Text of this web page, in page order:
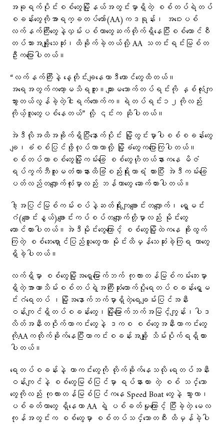
အခုရက်ပိုင်းစစ်တွေမြို့နယ်အတွင်းမှာရှိတဲ့ စစ်တပ်ရဲတပ်
စခန်းတွေကိုအာရက္ခတပ်တော်(AA)ကဒရုန်း၊ အဝေးပစ်
လက်နက်ကြီးတွေနဲ့လှမ်းပစ်တာတွေဆက်တိုက်ရှိနေပြီးစစ်ကောင်စီ
တပ်သားအချို့သေဆုံး၊ထိခိုက်ခဲ့တယ်လို့ AA သတင်းရင်းမြစ်တ
ဦးကပြောပါတယ်။
“လက်နက်ကြီးနဲ့ နေ့တိုင်းချနေတာဒီကောင်တွေထိတယ်။
အရေအတွက်ကတော့မသိရဘူး။ကျားမသောက်တပ်ရင်းကို နှစ်လုံးကျ
သွားတယ်လွန်ခဲ့တဲ့ငါးရက်လောက်က။ရဲတပ်ရင်း၁၂ကိုလည်း
ကိုယ့်လူတွေပစ်နေတယ်” လို့ ၎င်းက ဆိုပါတယ်။
အဲဒီလိုအထိအခိုက်ရှိပြီးနောက်ပိုင်း မြို့တွင်းမှာပါစစ်စခန်းတွေ
ချ၊ခံစစ်ပြင်ဖို့လုပ်လာတာလို့ မြို့ခံတွေကပြောကြပါတယ်။
စစ်တပ်ဟာစစ်တွေမြို့ကမ်းခြေ စစ်တွေဟိုတယ်နားကနေ မိဇံ
ရပ်ကွက်ဘီလူးမတံတားနားထိခြံစည်းရိုးကာရံ ထားပြီး အဲဒီကမ်းခြေ
ပတ်လည်တလျှောက်လုံးမှာလည်း ဘန်ကာတွေ ဆောက်ထားပါတယ်။
ဒါ့အပြင်မြစ်ကမ်းစပ်နဲ့ဆတ်ရိုးကျချောင်းတလျှောက်၊ ရွှေမင်း
ဂံ(ချောင်းနွယ်)ချောင်းကပ်စပ်တလျှောက်တို့မှာလည်း မိုင်းတွေ
ထောင်ထားပါတယ်။အဲဒီမိုင်းတွေကြောင့် စစ်တွေမြို့ထဲကနေ ခိုးထွက်
ကြတဲ့ စစ်ဘေးရှောင်ပြည်သူတွေဟာ မိုင်းထိမှန်သေဆုံးခဲ့ကြရ တာတွေ
ရှိခဲ့ပါတယ်။
လက်ရှိမှာ စစ်တွေမြို့အရှေ့မြောက်ဘက် ကုလားတန်မြစ်ကမ်းဘေးမှာ
ရှိတဲ့အာဏာသိမ်းစစ်တပ်ရဲ့အကြီးဆုံးထောက်ပို့ရေတပ်စခန်းရွှေမ
င်းဂံရေတပ် ၊မြို့အနောက်ဘက်မှာရှိတဲ့ရေချမ်းပြင်အနီး
ဝန်းကျင်ရှိတပ်စခန်းတွေ၊မြို့မြောက်ဘက်အမြင့်ကျွန်း၊ပါဒ
လိတ်အနီးတဝိုက်ကာကင်းတွေနဲ့ ဒကစ စစ်တွေအနီးကာကင်းတွေ
ကိုAAကတိုက်ခိုက်နေပြီးကာကင်းစခန်းအချို့ သိမ်းပိုက်ရရှိထား
ပါတယ်။
ရေတပ်စခန်းနဲ့ ကာကင်းတွေကို တိုက်ခိုက်နေသလို ရေတပ်အနီး
ဝန်းကျင်နဲ့ စစ်တွေမြစ်ပြင်မှာ ရပ်နားထား တဲ့ စစ် သင်္ဘော
တွေကိုလည်း ကုလားတန်မြစ်ပြင်ကနေ Speed Boat တွေနဲ့ သွားလာ၊
ပစ်ခတ်တာတွေ ရှိနေကာ AA ရဲ့ ပစ်ခတ်မှုကြောင့် ပြီးခဲ့တဲ့ မေလ
ကုန်အတွင်းက စစ်တွေမှာ စစ်တပ်သင်္ဘောတစီး ထိမှန်ခဲ့ပါ